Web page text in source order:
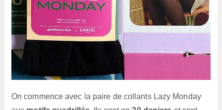
On commence avec la paire de collants Lazy Monday